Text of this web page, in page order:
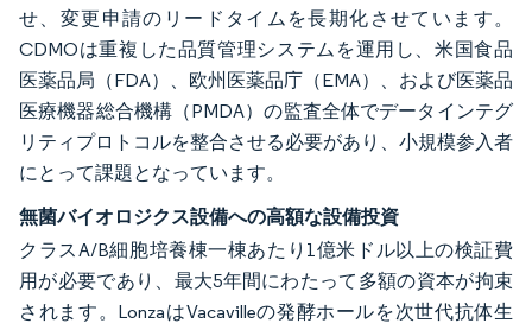
せ、変更申請のリードタイムを長期化させています。
CDMOは重複した品質管理システムを運用し、米国食品
医薬品局（FDA）、欧州医薬品庁（EMA）、および医薬品
医療機器総合機構（PMDA）の監査全体でデータインテグ
リティプロトコルを整合させる必要があり、小規模参入者
にとって課題となっています。
無菌バイオロジクス設備への高額な設備投資
クラスA/B細胞培養棟一棟あたり1億米ドル以上の検証費
用が必要であり、最大5年間にわたって多額の資本が拘束
されます。LonzaはVacavilleの発酵ホールを次世代抗体生